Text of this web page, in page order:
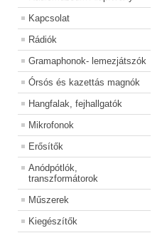
Kapcsolat
Rádiók
Gramaphonok- lemezjátszók
Órsós és kazettás magnók
Hangfalak, fejhallgatók
Mikrofonok
Erősítők
Anódpótlók,
transzformátorok
Műszerek
Kiegészítők